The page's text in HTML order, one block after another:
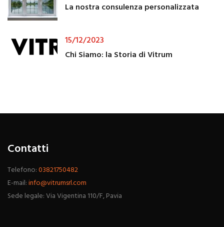
La nostra consulenza personalizzata
15/12/2023
Chi Siamo: la Storia di Vitrum
Contatti
Telefono:03821750482
E-mail:info@vitrumsrl.com
Sede legale: Via Vigentina 110/F, Pavia